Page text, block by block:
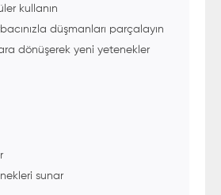
kullanın
düşmanları parçalayın
dönüşerek yeni yetenekler
sunar